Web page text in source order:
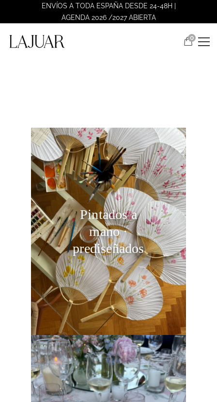
ENVÍOS A TODA ESPAÑA DESDE 24-48H |
AGENDA 2026 /2027 ABIERTA
0
Pintados a
mano ·
prediseñados